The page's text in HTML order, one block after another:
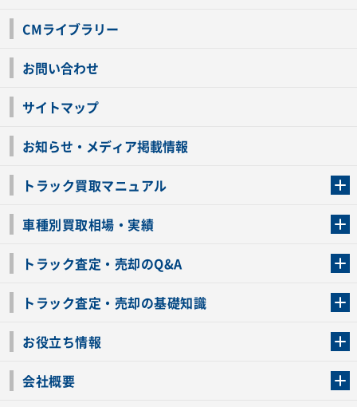
CMライブラリー
お問い合わせ
サイトマップ
お知らせ・メディア掲載情報
トラック買取マニュアル
車種別買取相場・実績
トラック査定・売却のQ&A
トラック査定・売却の基礎知識
お役立ち情報
会社概要